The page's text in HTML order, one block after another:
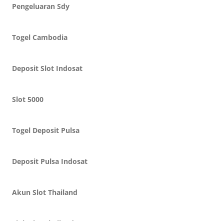
Pengeluaran Sdy
Togel Cambodia
Deposit Slot Indosat
Slot 5000
Togel Deposit Pulsa
Deposit Pulsa Indosat
Akun Slot Thailand